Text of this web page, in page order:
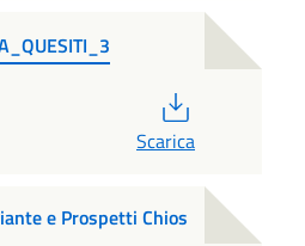
Scarica
e Prospetti Chios